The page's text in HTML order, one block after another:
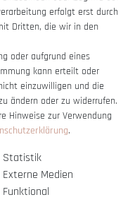
erfolgt erst durch
Dritten, die wir in den
oder aufgrund eines
kann erteilt oder
einzuwilligen und die
ändern oder zu widerrufen.
Hinweise zur Verwendung
.
Statistik
Externe Medien
Funktional